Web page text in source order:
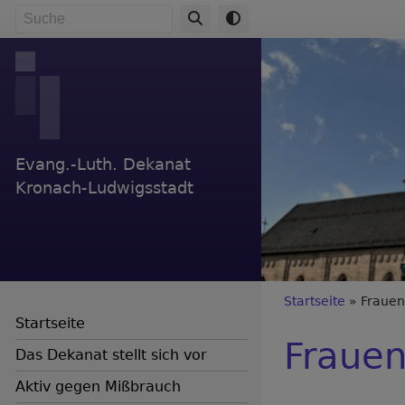
Direkt
Inhalt
Evang.-Luth. Dekanat
Kronach-Ludwigsstadt
Startseite
Das Dekanat stellt sich vor
Aktiv gegen Mißbrauch
Startseite